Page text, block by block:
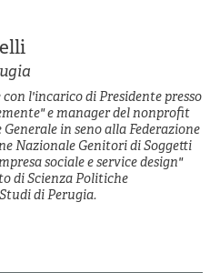
l'incarico di Presidente presso
e manager del nonprofit
in seno alla Federazione
Nazionale Genitori di Soggetti
sociale e service design"
di Scienza Politiche
di Perugia.